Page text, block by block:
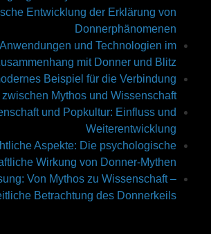
Entwicklung der Erklärung von
Donnerphänomenen
und Technologien im
mit Donner und Blitz
Beispiel für die Verbindung
zwischen Mythos und Wissenschaft
und Popkultur: Einfluss und
Weiterentwicklung
Aspekte: Die psychologische
Wirkung von Donner-Mythen
Von Mythos zu Wissenschaft –
Betrachtung des Donnerkeils